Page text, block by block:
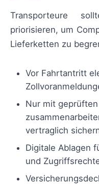
Transporteure
priorisieren, um
Lieferketten zu
Vor Fahrtantritt
Nur mit
vertraglich
Digitale Ablagen
und